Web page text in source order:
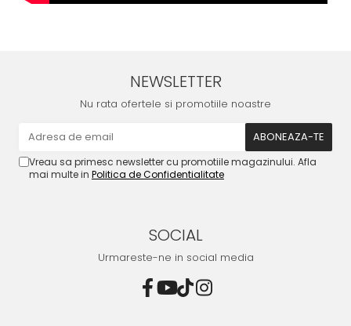
NEWSLETTER
Nu rata ofertele si promotiile noastre
Vreau sa primesc newsletter cu promotiile magazinului. Afla
mai multe in Politica de Confidentialitate
SOCIAL
Urmareste-ne in social media